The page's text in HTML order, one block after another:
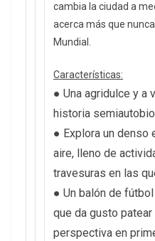
cambia la ciudad a
acerca más que
Mundial.
Características:
● Una agridulce y a
historia
● Explora un denso
aire, lleno de
travesuras en las
● Un balón de
que da gusto
perspectiva en